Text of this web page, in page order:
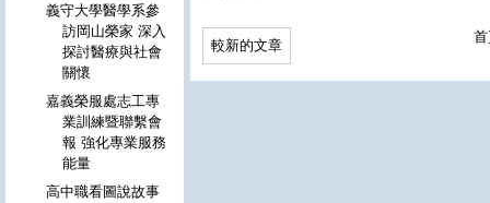
較新的文章
義守大學醫學系參
訪岡山榮家 深入
探討醫療與社會
關懷
嘉義榮服處志工專
業訓練暨聯繫會
報 強化專業服務
能量
高中職看圖說故事